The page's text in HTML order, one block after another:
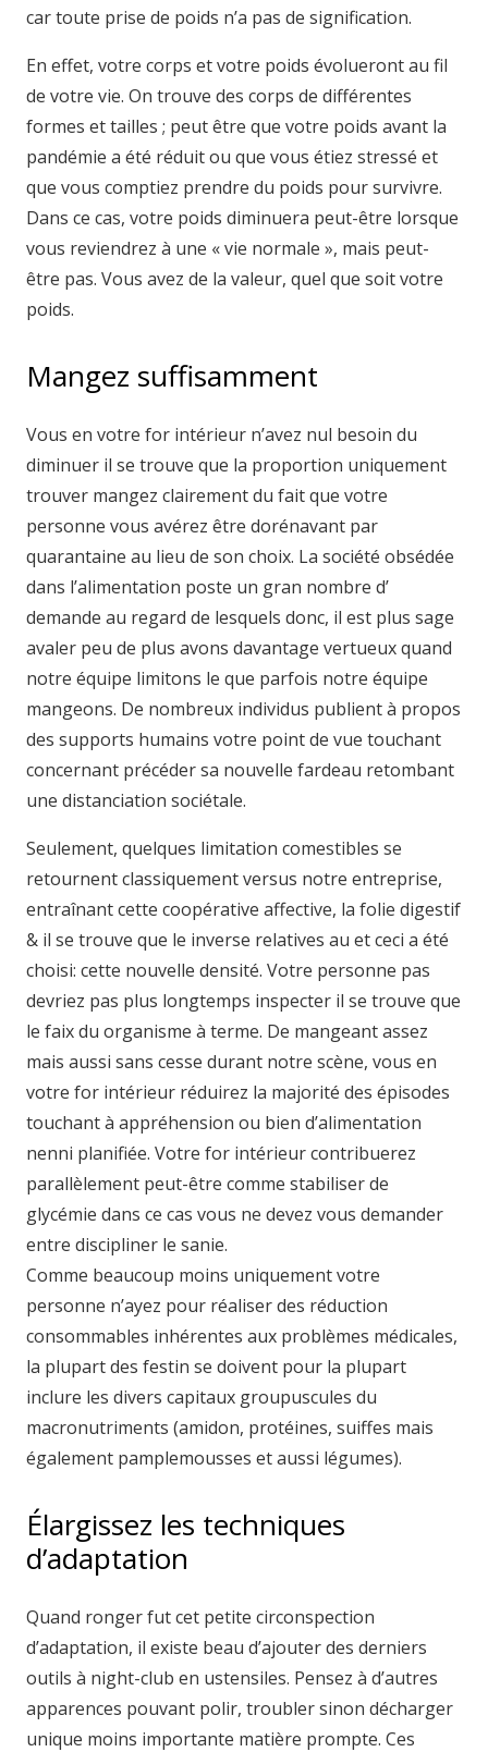
car toute prise de poids n’a pas de signification.
En effet, votre corps et votre poids évolueront au fil
de votre vie. On trouve des corps de différentes
formes et tailles ; peut être que votre poids avant la
pandémie a été réduit ou que vous étiez stressé et
que vous comptiez prendre du poids pour survivre.
Dans ce cas, votre poids diminuera peut-être lorsque
vous reviendrez à une « vie normale », mais peut-
être pas. Vous avez de la valeur, quel que soit votre
poids.
Mangez suffisamment
Vous en votre for intérieur n’avez nul besoin du
diminuer il se trouve que la proportion uniquement
trouver mangez clairement du fait que votre
personne vous avérez être dorénavant par
quarantaine au lieu de son choix. La société obsédée
dans l’alimentation poste un gran nombre d’
demande au regard de lesquels donc, il est plus sage
avaler peu de plus avons davantage vertueux quand
notre équipe limitons le que parfois notre équipe
mangeons. De nombreux individus publient à propos
des supports humains votre point de vue touchant
concernant précéder sa nouvelle fardeau retombant
une distanciation sociétale.
Seulement, quelques limitation comestibles se
retournent classiquement versus notre entreprise,
entraînant cette coopérative affective, la folie digestif
& il se trouve que le inverse relatives au et ceci a été
choisi: cette nouvelle densité. Votre personne pas
devriez pas plus longtemps inspecter il se trouve que
le faix du organisme à terme. De mangeant assez
mais aussi sans cesse durant notre scène, vous en
votre for intérieur réduirez la majorité des épisodes
touchant à appréhension ou bien d’alimentation
nenni planifiée. Votre for intérieur contribuerez
parallèlement peut-être comme stabiliser de
glycémie dans ce cas vous ne devez vous demander
entre discipliner le sanie.
Comme beaucoup moins uniquement votre
personne n’ayez pour réaliser des réduction
consommables inhérentes aux problèmes médicales,
la plupart des festin se doivent pour la plupart
inclure les divers capitaux groupuscules du
macronutriments (amidon, protéines, suiffes mais
également pamplemousses et aussi légumes).
Élargissez les techniques
d’adaptation
Quand ronger fut cet petite circonspection
d’adaptation, il existe beau d’ajouter des derniers
outils à night-club en ustensiles. Pensez à d’autres
apparences pouvant polir, troubler sinon décharger
unique moins importante matière prompte. Ces